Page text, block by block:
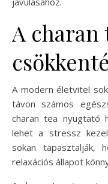
A charan
A modern életvitel
távon számos
charan tea nyugtató
lehet a stressz
sokan tapasztalják,
relaxációs állapot